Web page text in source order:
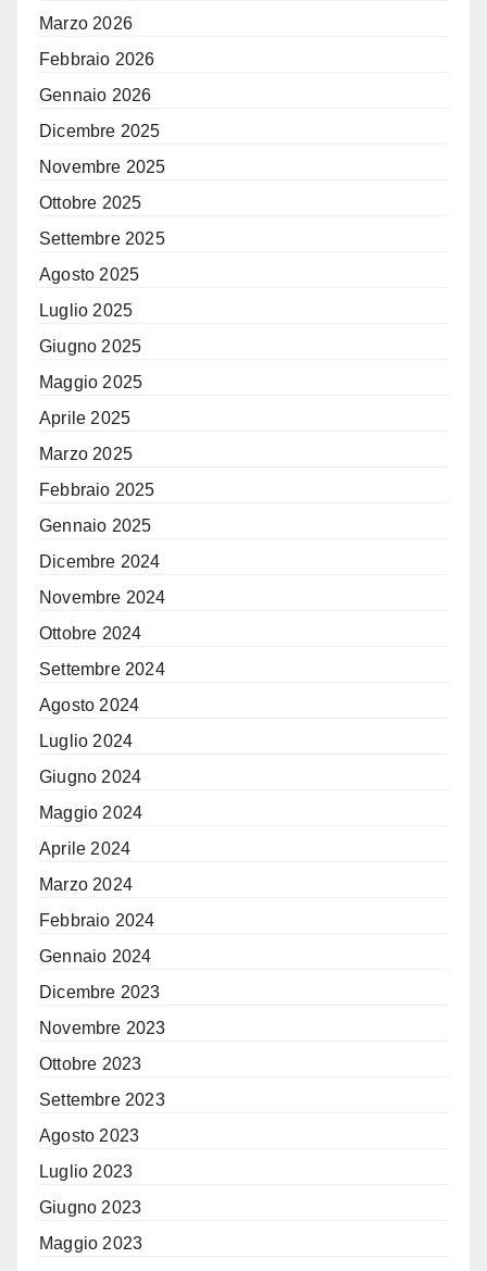
Marzo 2026
Febbraio 2026
Gennaio 2026
Dicembre 2025
Novembre 2025
Ottobre 2025
Settembre 2025
Agosto 2025
Luglio 2025
Giugno 2025
Maggio 2025
Aprile 2025
Marzo 2025
Febbraio 2025
Gennaio 2025
Dicembre 2024
Novembre 2024
Ottobre 2024
Settembre 2024
Agosto 2024
Luglio 2024
Giugno 2024
Maggio 2024
Aprile 2024
Marzo 2024
Febbraio 2024
Gennaio 2024
Dicembre 2023
Novembre 2023
Ottobre 2023
Settembre 2023
Agosto 2023
Luglio 2023
Giugno 2023
Maggio 2023